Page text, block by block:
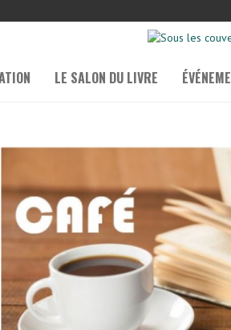
LE SALON DU LIVRE